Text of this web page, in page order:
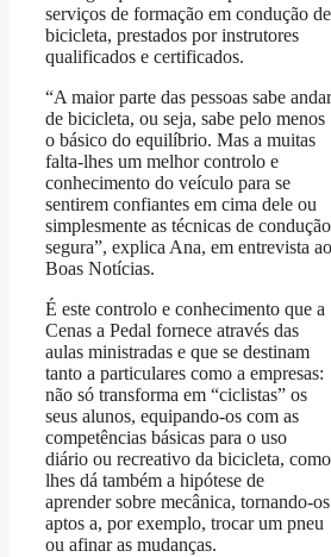
serviços de formação em condução de
bicicleta, prestados por instrutores
qualificados e certificados.
“A maior parte das pessoas sabe andar
de bicicleta, ou seja, sabe pelo menos
o básico do equilíbrio. Mas a muitas
falta-lhes um melhor controlo e
conhecimento do veículo para se
sentirem confiantes em cima dele ou
simplesmente as técnicas de condução
segura”, explica Ana, em entrevista ao
Boas Notícias.
É este controlo e conhecimento que a
Cenas a Pedal fornece através das
aulas ministradas e que se destinam
tanto a particulares como a empresas:
não só transforma em “ciclistas” os
seus alunos, equipando-os com as
competências básicas para o uso
diário ou recreativo da bicicleta, como
lhes dá também a hipótese de
aprender sobre mecânica, tornando-os
aptos a, por exemplo, trocar um pneu
ou afinar as mudanças.